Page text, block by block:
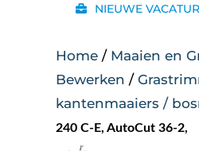
NIEUWE
Home / Maaien en
Bewerken /
kantenmaaiers /
240 C-E, AutoCut 36-2,